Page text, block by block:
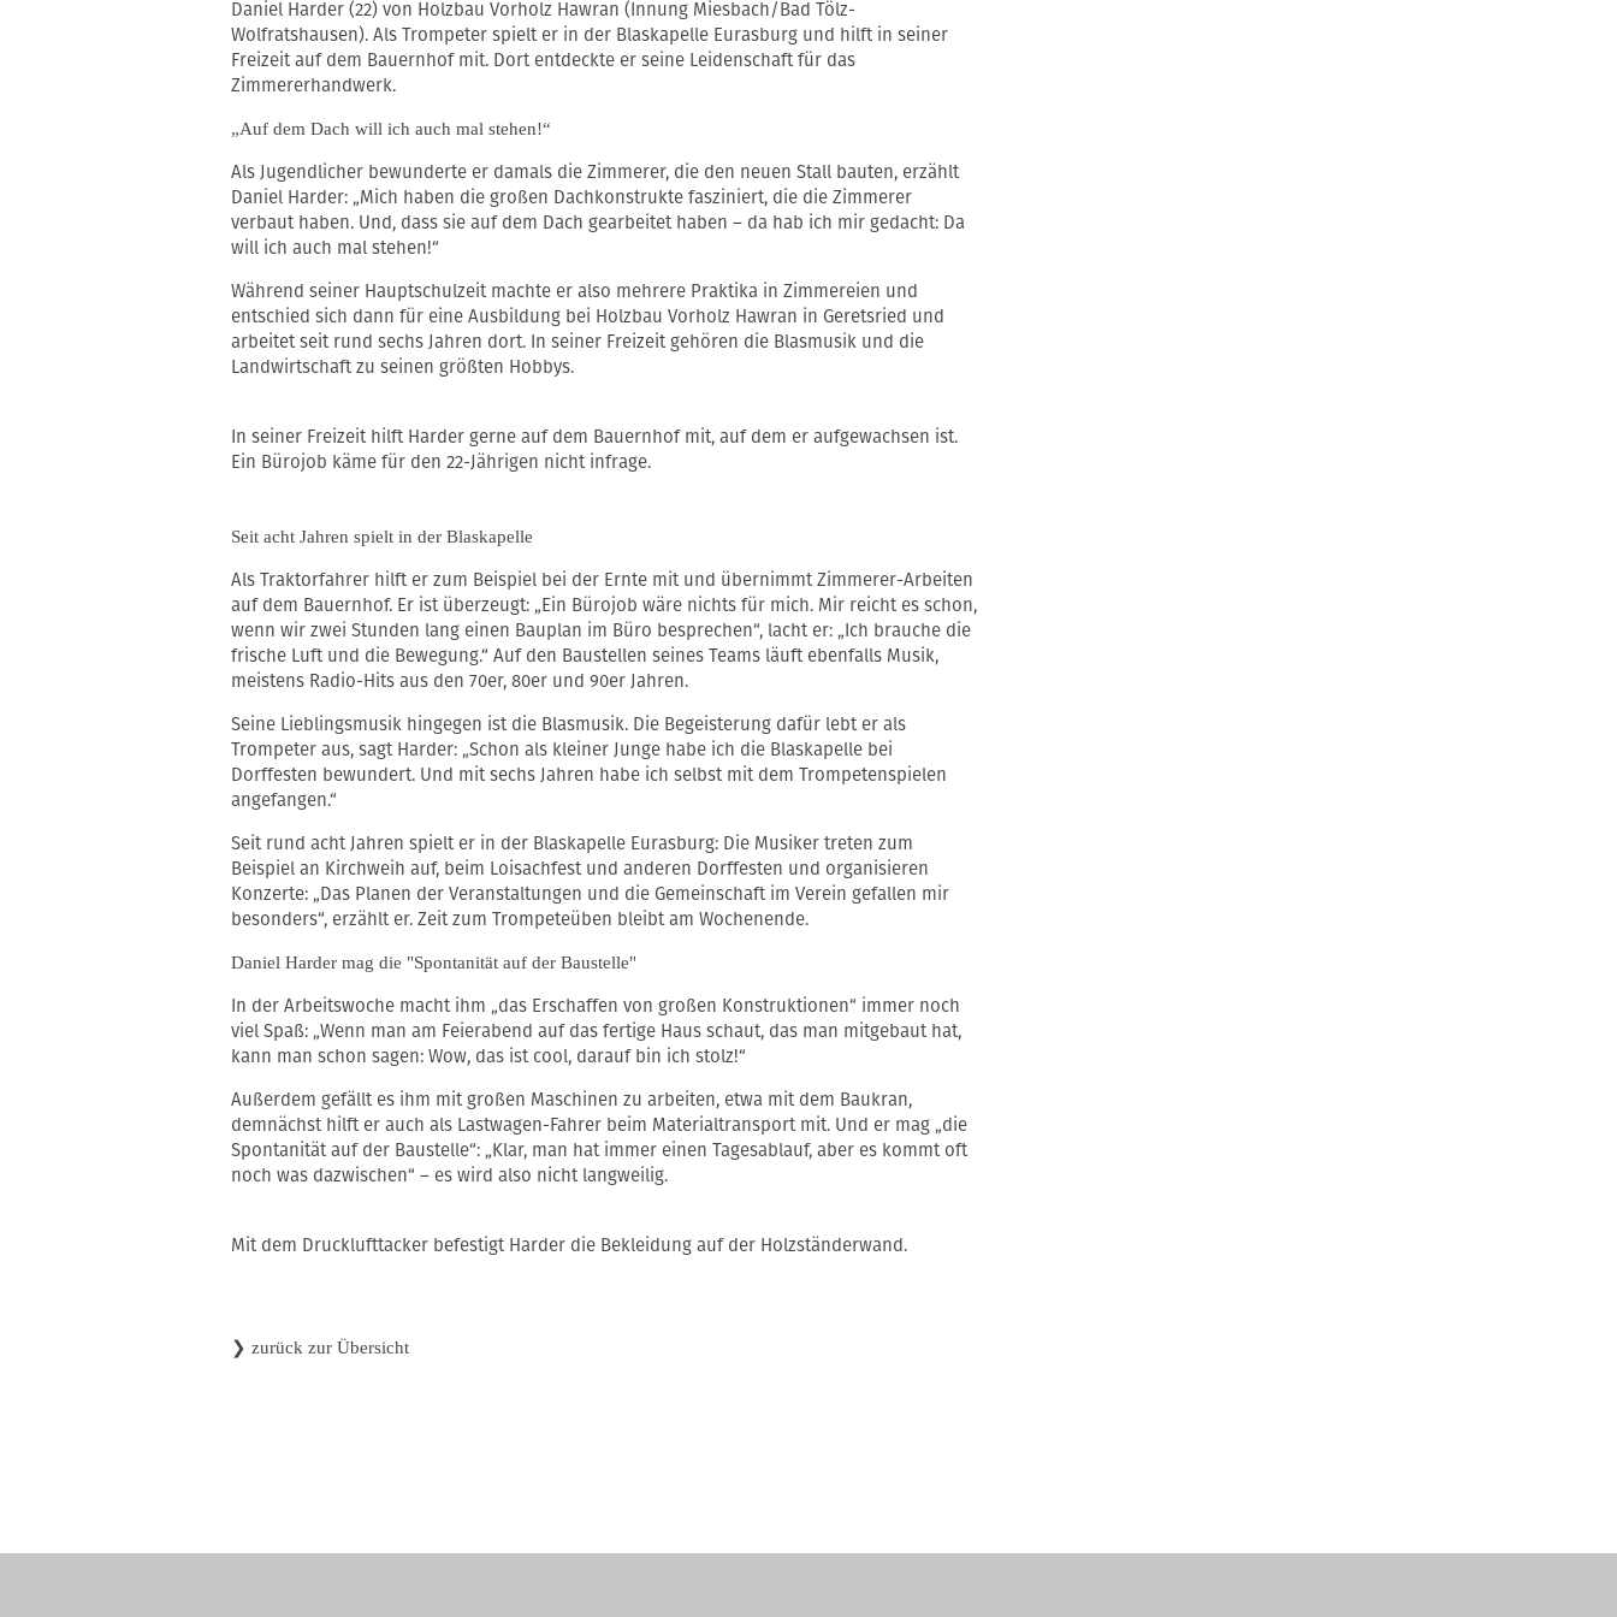
Daniel Harder (22) von Holzbau Vorholz Hawran (Innung Miesbach/Bad Tölz-
Wolfratshausen). Als Trompeter spielt er in der Blaskapelle Eurasburg und hilft in seiner
Freizeit auf dem Bauernhof mit. Dort entdeckte er seine Leidenschaft für das
Zimmererhandwerk.
„Auf dem Dach will ich auch mal stehen!“
Als Jugendlicher bewunderte er damals die Zimmerer, die den neuen Stall bauten, erzählt
Daniel Harder: „Mich haben die großen Dachkonstrukte fasziniert, die die Zimmerer
verbaut haben. Und, dass sie auf dem Dach gearbeitet haben – da hab ich mir gedacht: Da
will ich auch mal stehen!“
Während seiner Hauptschulzeit machte er also mehrere Praktika in Zimmereien und
entschied sich dann für eine Ausbildung bei Holzbau Vorholz Hawran in Geretsried und
arbeitet seit rund sechs Jahren dort. In seiner Freizeit gehören die Blasmusik und die
Landwirtschaft zu seinen größten Hobbys.
In seiner Freizeit hilft Harder gerne auf dem Bauernhof mit, auf dem er aufgewachsen ist.
Ein Bürojob käme für den 22-Jährigen nicht infrage.
Seit acht Jahren spielt in der Blaskapelle
Als Traktorfahrer hilft er zum Beispiel bei der Ernte mit und übernimmt Zimmerer-Arbeiten
auf dem Bauernhof. Er ist überzeugt: „Ein Bürojob wäre nichts für mich. Mir reicht es schon,
wenn wir zwei Stunden lang einen Bauplan im Büro besprechen“, lacht er: „Ich brauche die
frische Luft und die Bewegung.“ Auf den Baustellen seines Teams läuft ebenfalls Musik,
meistens Radio-Hits aus den 70er, 80er und 90er Jahren.
Seine Lieblingsmusik hingegen ist die Blasmusik. Die Begeisterung dafür lebt er als
Trompeter aus, sagt Harder: „Schon als kleiner Junge habe ich die Blaskapelle bei
Dorffesten bewundert. Und mit sechs Jahren habe ich selbst mit dem Trompetenspielen
angefangen.“
Seit rund acht Jahren spielt er in der Blaskapelle Eurasburg: Die Musiker treten zum
Beispiel an Kirchweih auf, beim Loisachfest und anderen Dorffesten und organisieren
Konzerte: „Das Planen der Veranstaltungen und die Gemeinschaft im Verein gefallen mir
besonders“, erzählt er. Zeit zum Trompeteüben bleibt am Wochenende.
Daniel Harder mag die "Spontanität auf der Baustelle"
In der Arbeitswoche macht ihm „das Erschaffen von großen Konstruktionen“ immer noch
viel Spaß: „Wenn man am Feierabend auf das fertige Haus schaut, das man mitgebaut hat,
kann man schon sagen: Wow, das ist cool, darauf bin ich stolz!“
Außerdem gefällt es ihm mit großen Maschinen zu arbeiten, etwa mit dem Baukran,
demnächst hilft er auch als Lastwagen-Fahrer beim Materialtransport mit. Und er mag „die
Spontanität auf der Baustelle“: „Klar, man hat immer einen Tagesablauf, aber es kommt oft
noch was dazwischen“ – es wird also nicht langweilig.
Mit dem Drucklufttacker befestigt Harder die Bekleidung auf der Holzständerwand.
❯ zurück zur Übersicht